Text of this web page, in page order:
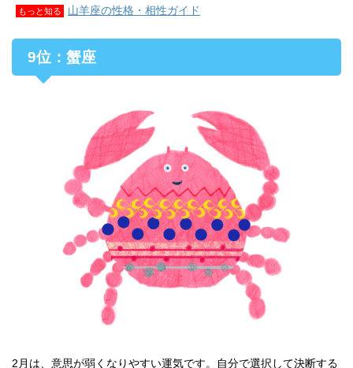
もっと知る 山羊座の性格・相性ガイド
9位：蟹座
2月は、意思が弱くなりやすい運気です。自分で選択して決断する